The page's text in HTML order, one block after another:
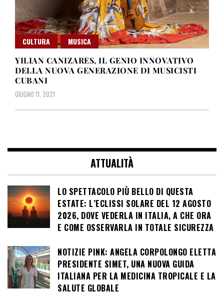
CULTURA
MUSICA
YILIAN CANIZARES, IL GENIO INNOVATIVO
DELLA NUOVA GENERAZIONE DI MUSICISTI
CUBANI
GIUGNO 11, 2021
ATTUALITÀ
LO SPETTACOLO PIÙ BELLO DI QUESTA
ESTATE: L’ECLISSI SOLARE DEL 12 AGOSTO
2026, DOVE VEDERLA IN ITALIA, A CHE ORA
E COME OSSERVARLA IN TOTALE SICUREZZA
NOTIZIE PINK: ANGELA CORPOLONGO ELETTA
PRESIDENTE SIMET, UNA NUOVA GUIDA
ITALIANA PER LA MEDICINA TROPICALE E LA
SALUTE GLOBALE